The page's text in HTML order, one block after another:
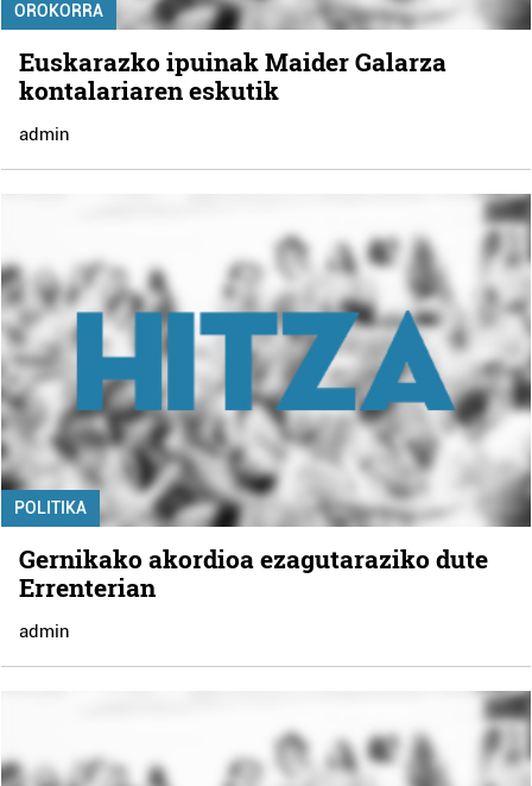
OROKORRA
Euskarazko ipuinak Maider Galarza
kontalariaren eskutik
admin
POLITIKA
Gernikako akordioa ezagutaraziko dute
Errenterian
admin